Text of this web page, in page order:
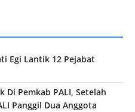
Egi Lantik 12 Pejabat
Di Pemkab PALI, Setelah
Panggil Dua Anggota